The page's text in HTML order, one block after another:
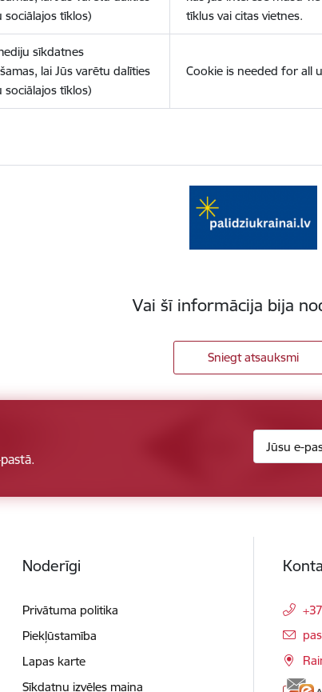
tīklos)
tīklus vai citas vietnes.
sīkdatnes
lai Jūs varētu dalīties
tīklos)
Cookie is needed for all
Vai šī informācija bija
Sniegt atsauksmi
Noderīgi
Privātuma politika
Piekļūstamība
Lapas karte
Sīkdatņu izvēles maiņa
E-